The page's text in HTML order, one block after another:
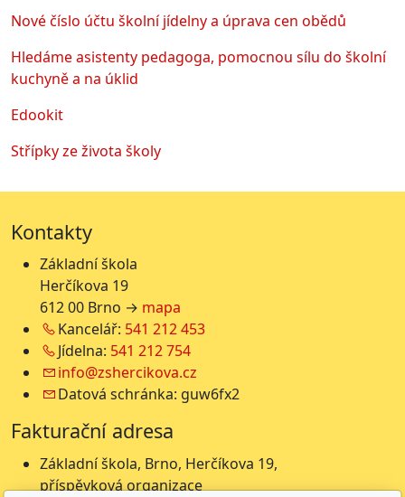
Nové číslo účtu školní jídelny a úprava cen obědů
Hledáme asistenty pedagoga, pomocnou sílu do školní
kuchyně a na úklid
Edookit
Střípky ze života školy
Kontakty
Základní škola
Herčíkova 19
612 00 Brno → mapa
Kancelář: 541 212 453
Jídelna: 541 212 754
info@zshercikova.cz
Datová schránka: guw6fx2
Fakturační adresa
Základní škola, Brno, Herčíkova 19,
příspěvková organizace